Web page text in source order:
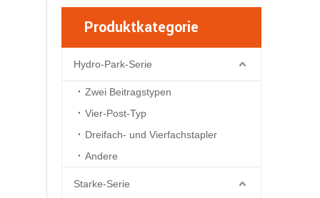
Produktkategorie
Hydro-Park-Serie
Zwei Beitragstypen
Vier-Post-Typ
Dreifach- und Vierfachstapler
Andere
Starke-Serie